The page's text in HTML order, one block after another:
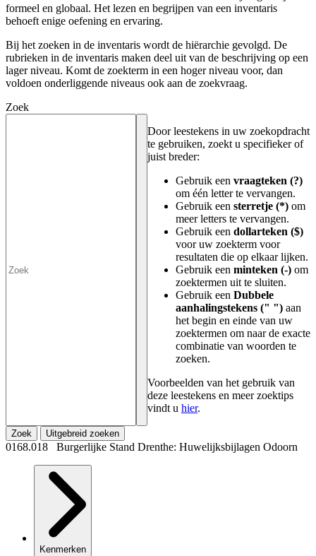
formeel en globaal. Het lezen en begrijpen van een inventaris
behoeft enige oefening en ervaring.
Bij het zoeken in de inventaris wordt de hiërarchie gevolgd. De
rubrieken in de inventaris maken deel uit van de beschrijving op een
lager niveau. Komt de zoekterm in een hoger niveau voor, dan
voldoen onderliggende niveaus ook aan de zoekvraag.
Zoek
Door leestekens in uw zoekopdracht
te gebruiken, zoekt u specifieker of
juist breder:
Gebruik een vraagteken (?)
om één letter te vervangen.
Gebruik een sterretje (*) om
meer letters te vervangen.
Gebruik een dollarteken ($)
voor uw zoekterm voor
resultaten die op elkaar lijken.
Gebruik een minteken (-) om
zoektermen uit te sluiten.
Gebruik een Dubbele
aanhalingstekens (" ") aan
het begin en einde van uw
zoektermen om naar de exacte
combinatie van woorden te
zoeken.
Voorbeelden van het gebruik van
deze leestekens en meer zoektips
vindt u hier.
Zoek Uitgebreid zoeken
0168.018 Burgerlijke Stand Drenthe: Huwelijksbijlagen Odoorn
Kenmerken